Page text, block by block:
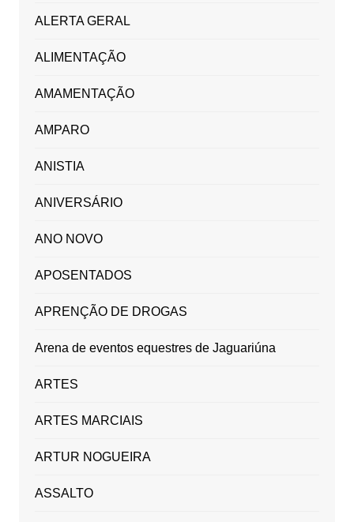
ALERTA GERAL
ALIMENTAÇÃO
AMAMENTAÇÃO
AMPARO
ANISTIA
ANIVERSÁRIO
ANO NOVO
APOSENTADOS
APRENÇÃO DE DROGAS
Arena de eventos equestres de Jaguariúna
ARTES
ARTES MARCIAIS
ARTUR NOGUEIRA
ASSALTO